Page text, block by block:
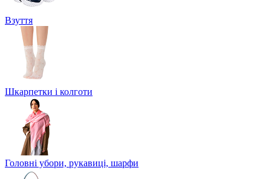
Взуття
Шкарпетки і колготи
Головні убори, рукавиці, шарфи